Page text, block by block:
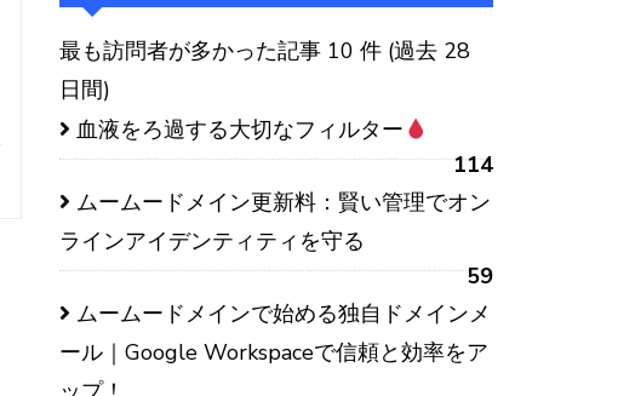
最も訪問者が多かった記事 10 件 (過去 28
日間)
血液をろ過する大切なフィルター
114
ムームードメイン更新料：賢い管理でオン
ラインアイデンティティを守る
59
ムームードメインで始める独自ドメインメ
ール｜Google Workspaceで信頼と効率をア